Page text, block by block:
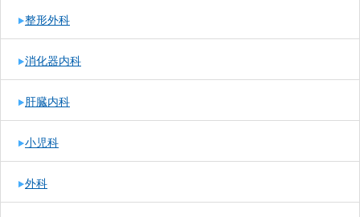
整形外科
消化器内科
肝臓内科
小児科
外科